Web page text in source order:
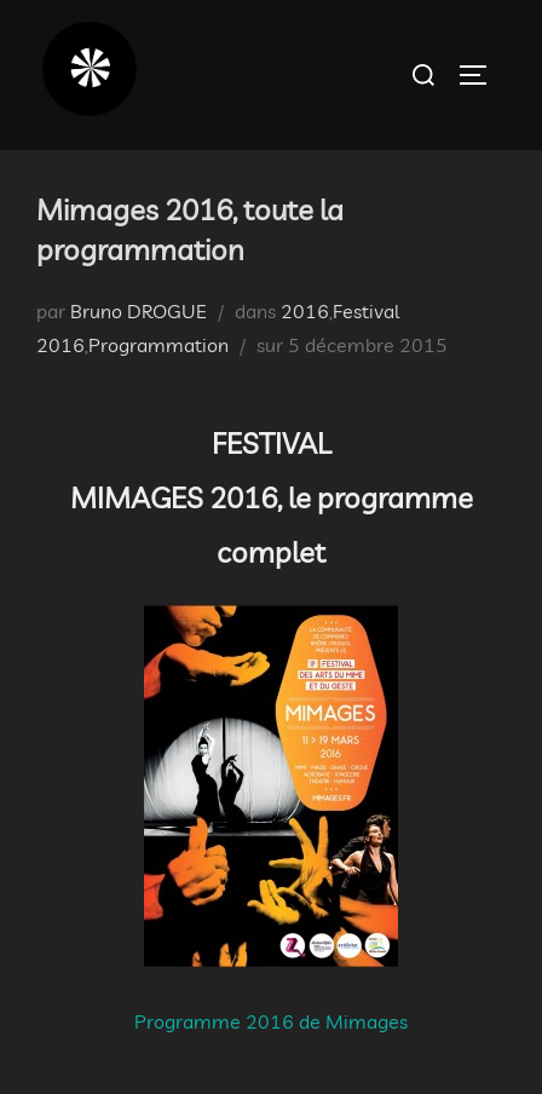
Rechercher :
Mimages 2016, toute la
programmation
par Bruno DROGUE dans 2016 Festival
2016 Programmation sur Publié
5 décembre 2015
FESTIVAL
MIMAGES 2016, le programme
complet
Programme 2016 de Mimages